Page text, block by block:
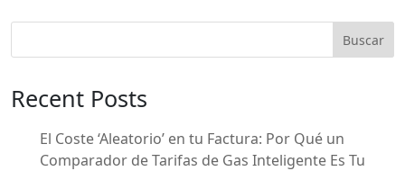
e
b
o
o
k
er l p
ar Buscar
Recent Posts
El Coste ‘Aleatorio’ en tu Factura: Por Qué un
Comparador de Tarifas de Gas Inteligente Es Tu